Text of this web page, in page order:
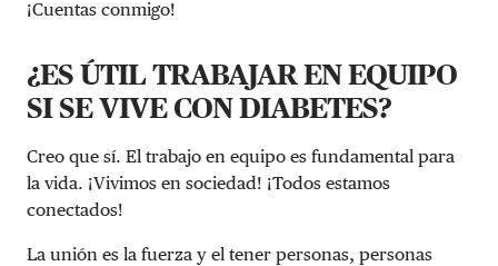
¡Cuentas conmigo!
¿ES ÚTIL TRABAJAR EN EQUIPO
SI SE VIVE CON DIABETES?
Creo que sí. El trabajo en equipo es fundamental para
la vida. ¡Vivimos en sociedad! ¡Todos estamos
conectados!
La unión es la fuerza y ​​el tener personas, personas